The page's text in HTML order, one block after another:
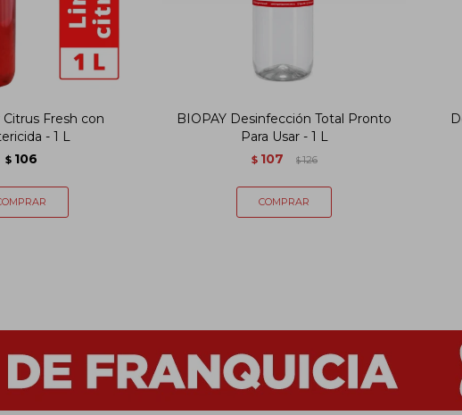
Fresh con
- 1 L
$ 106
BIOPAY Desinfección Total Pronto
Para Usar - 1 L
$ 107 $126